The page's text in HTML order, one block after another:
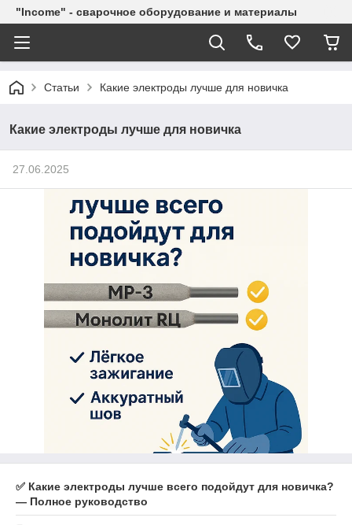
"Income" - сварочное оборудование и материалы
Статьи Какие электроды лучше для новичка
Какие электроды лучше для новичка
27.06.2025
✅ Какие электроды лучше всего подойдут для новичка?
— Полное руководство